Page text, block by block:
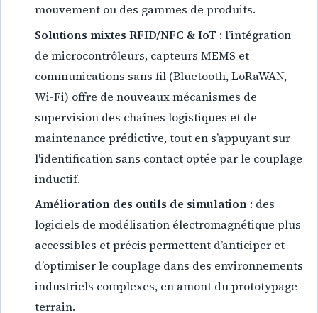
mouvement ou des gammes de produits.
Solutions mixtes RFID/NFC & IoT : l’intégration
de microcontrôleurs, capteurs MEMS et
communications sans fil (Bluetooth, LoRaWAN,
Wi-Fi) offre de nouveaux mécanismes de
supervision des chaînes logistiques et de
maintenance prédictive, tout en s’appuyant sur
l'identification sans contact optée par le couplage
inductif.
Amélioration des outils de simulation : des
logiciels de modélisation électromagnétique plus
accessibles et précis permettent d’anticiper et
d’optimiser le couplage dans des environnements
industriels complexes, en amont du prototypage
terrain.